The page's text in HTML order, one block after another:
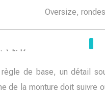
Oversize,
de base, un détail
de la monture doit suivre